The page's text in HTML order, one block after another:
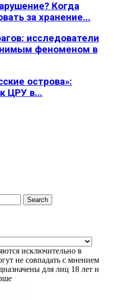
Когда
за хранение...
исследователи
феноменом в
острова»:
ЦРУ в...
Search
исключительно в
не совпадать с мнением
для лиц 18 лет и